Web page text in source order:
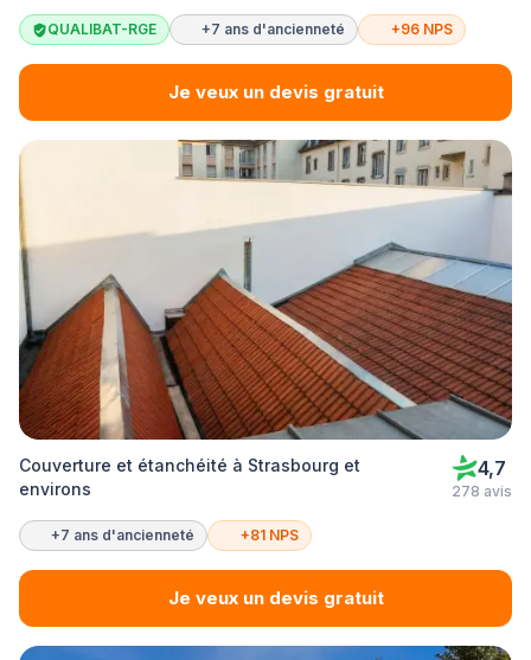
QUALIBAT-RGE +7 ans d'ancienneté +96 NPS
Je veux un devis gratuit
Couverture et étanchéité à Strasbourg et
environs
4,7
278 avis
+7 ans d'ancienneté +81 NPS
Je veux un devis gratuit